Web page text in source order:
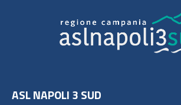
ASL NAPOLI 3 SUD